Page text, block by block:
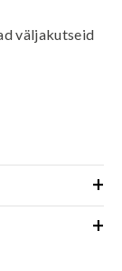
väljakutseid
+
+